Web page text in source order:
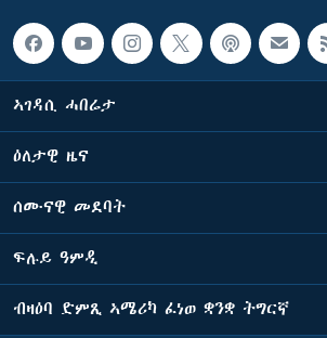
ኣገዳሲ ሓበሬታ
ዕለታዊ ዜና
ሰሙናዊ መደባት
ፍሉይ ዓምዲ
ብዛዕባ ድምጺ ኣሜሪካ ፈነወ ቋንቋ ትግርኛ